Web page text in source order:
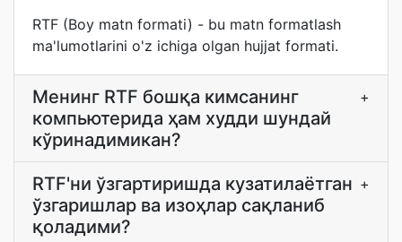
RTF (Boy matn formati) - bu matn formatlash
ma'lumotlarini o'z ichiga olgan hujjat formati.
Менинг RTF бошқа кимсанинг
компьютерида ҳам худди шундай
кўринадимикан?
+
RTF'ни ўзгартиришда кузатилаётган
ўзгаришлар ва изоҳлар сақланиб
қоладими?
+